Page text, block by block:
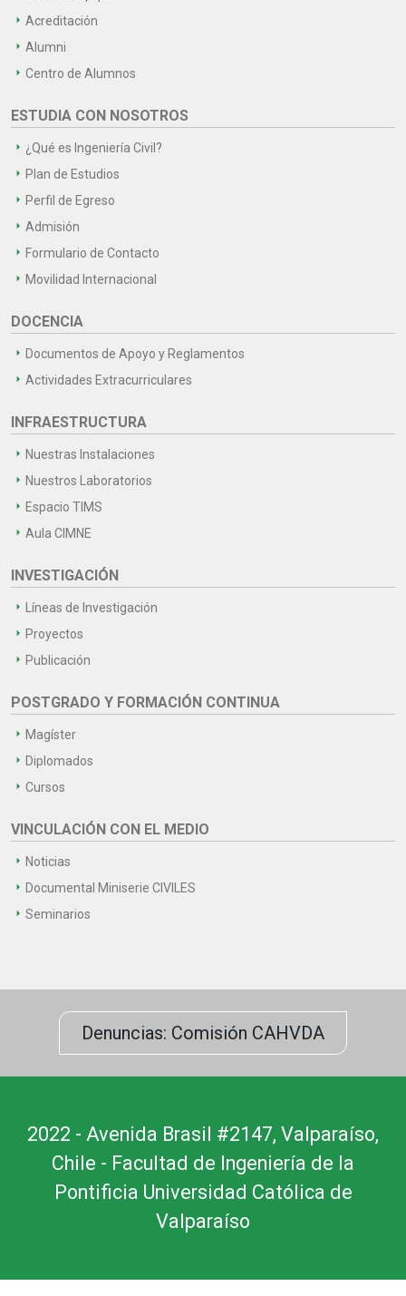
Acreditación
Alumni
Centro de Alumnos
ESTUDIA CON NOSOTROS
¿Qué es Ingeniería Civil?
Plan de Estudios
Perfil de Egreso
Admisión
Formulario de Contacto
Movilidad Internacional
DOCENCIA
Documentos de Apoyo y Reglamentos
Actividades Extracurriculares
INFRAESTRUCTURA
Nuestras Instalaciones
Nuestros Laboratorios
Espacio TIMS
Aula CIMNE
INVESTIGACIÓN
Líneas de Investigación
Proyectos
Publicación
POSTGRADO Y FORMACIÓN CONTINUA
Magíster
Diplomados
Cursos
VINCULACIÓN CON EL MEDIO
Noticias
Documental Miniserie CIVILES
Seminarios
Denuncias: Comisión CAHVDA
2022 - Avenida Brasil #2147, Valparaíso,
Chile - Facultad de Ingeniería de la
Pontificia Universidad Católica de
Valparaíso